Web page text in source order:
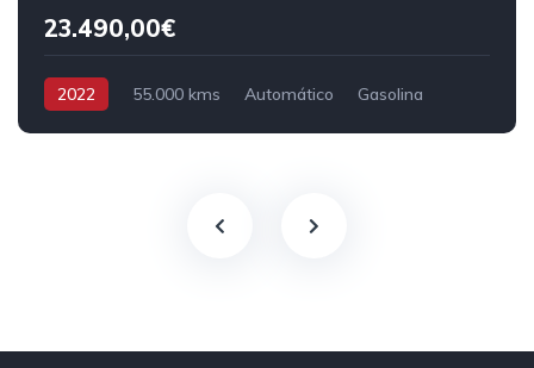
23.490,00€
2022 55.000 kms Automático
Gasolina